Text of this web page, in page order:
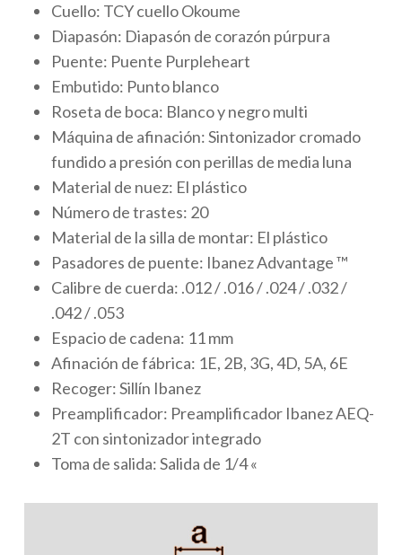
Cuello: TCYcuello Okoume
Diapasón: Diapasón de corazón púrpura
Puente: Puente Purpleheart
Embutido: Punto blanco
Roseta de boca: Blanco y negro multi
Máquina de afinación:Sintonizador cromado
fundido a presión con perillas de media luna
Material de nuez: El plástico
Número de trastes: 20
Material de la silla de montar: El plástico
Pasadores de puente: Ibanez Advantage ™
Calibre de cuerda: .012 / .016 / .024 / .032 /
.042 / .053
Espacio de cadena: 11 mm
Afinación de fábrica: 1E, 2B, 3G, 4D, 5A, 6E
Recoger:Sillín Ibanez
Preamplificador: Preamplificador Ibanez AEQ-
2T con sintonizador integrado
Toma de salida:Salida de 1/4 «